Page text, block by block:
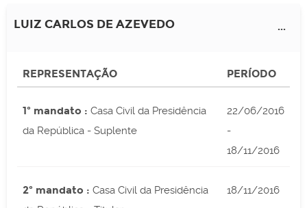
LUIZ CARLOS DE AZEVEDO ...
REPRESENTAÇÃO PERÍODO
1º mandato : Casa Civil da Presidência
da República - Suplente
22/06/2016
-
18/11/2016
2º mandato : Casa Civil da Presidência
18/11/2016